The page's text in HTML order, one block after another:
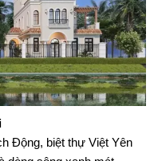
Động, biệt thự Việt Yên